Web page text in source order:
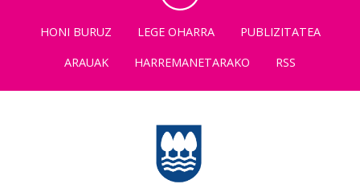
HONI BURUZ LEGE OHARRA
PUBLIZITATEA
ARAUAK
HARREMANETARAKO RSS